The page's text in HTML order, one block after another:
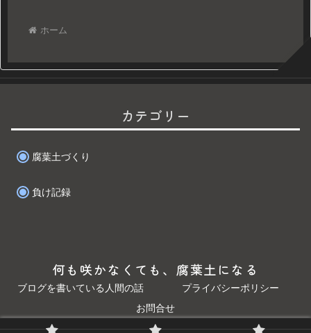
ホーム
カテゴリー
腐葉土づくり
負け記録
何も咲かなくても、腐葉土になる
ブログを書いている人間の話
プライバシーポリシー
お問合せ